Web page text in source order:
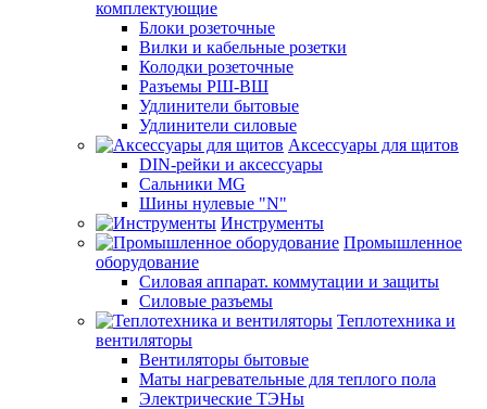
комплектующие
Блоки розеточные
Вилки и кабельные розетки
Колодки розеточные
Разъемы РШ-ВШ
Удлинители бытовые
Удлинители силовые
Аксессуары для щитов
DIN-рейки и аксессуары
Сальники MG
Шины нулевые "N"
Инструменты
Промышленное
оборудование
Силовая аппарат. коммутации и защиты
Силовые разъемы
Теплотехника и
вентиляторы
Вентиляторы бытовые
Маты нагревательные для теплого пола
Электрические ТЭНы